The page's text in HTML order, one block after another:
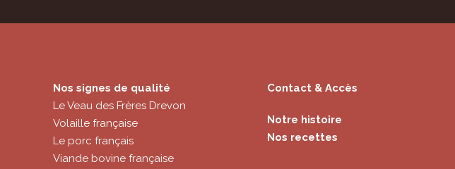
Nos signes de qualité
Le Veau des Frères Drevon
Volaille française
Le porc français
Viande bovine française
Contact & Accès
Notre histoire
Nos recettes